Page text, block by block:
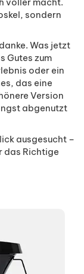
sondern
Was jetzt
Gutes zum
oder ein
das eine
Version
abgenutzt
ausgesucht –
das Richtige